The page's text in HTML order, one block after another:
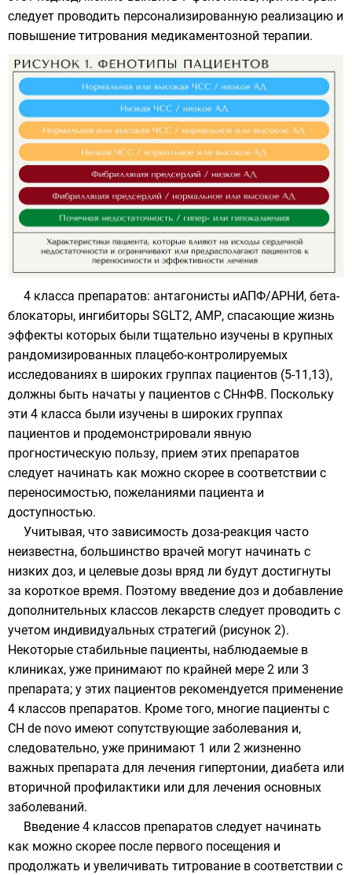
следует проводить персонализированную реализацию и
повышение титрования медикаментозной терапии.
4 класса препаратов: антагонисты иАПФ/АРНИ, бета-
блокаторы, ингибиторы SGLT2, АМР, спасающие жизнь
эффекты которых были тщательно изучены в крупных
рандомизированных плацебо-контролируемых
исследованиях в широких группах пациентов (5-11,13),
должны быть начаты у пациентов с СНнФВ. Поскольку
эти 4 класса были изучены в широких группах
пациентов и продемонстрировали явную
прогностическую пользу, прием этих препаратов
следует начинать как можно скорее в соответствии с
переносимостью, пожеланиями пациента и
доступностью.
Учитывая, что зависимость доза-реакция часто
неизвестна, большинство врачей могут начинать с
низких доз, и целевые дозы вряд ли будут достигнуты
за короткое время. Поэтому введение доз и добавление
дополнительных классов лекарств следует проводить с
учетом индивидуальных стратегий (рисунок 2).
Некоторые стабильные пациенты, наблюдаемые в
клиниках, уже принимают по крайней мере 2 или 3
препарата; у этих пациентов рекомендуется применение
4 классов препаратов. Кроме того, многие пациенты с
СН de novo имеют сопутствующие заболевания и,
следовательно, уже принимают 1 или 2 жизненно
важных препарата для лечения гипертонии, диабета или
вторичной профилактики или для лечения основных
заболеваний.
Введение 4 классов препаратов следует начинать
как можно скорее после первого посещения и
продолжать и увеличивать титрование в соответствии с